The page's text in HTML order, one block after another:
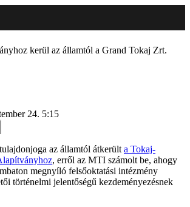
kerül az államtól a Grand Tokaj Zrt.
24. 5:15
az államtól átkerült a Tokaj-
, erről az MTI számolt be, ahogy
megnyíló felsőoktatási intézmény
történelmi jelentőségű kezdeményezésnek